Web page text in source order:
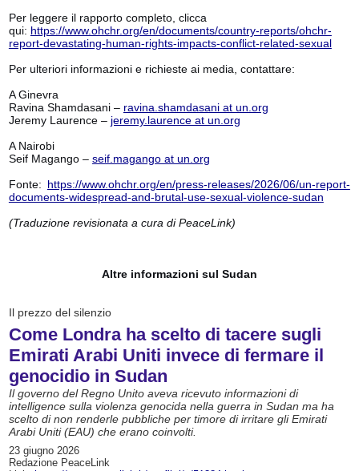
Per leggere il rapporto completo, clicca
qui: https://www.ohchr.org/en/documents/country-reports/ohchr-
report-devastating-human-rights-impacts-conflict-related-sexual
Per ulteriori informazioni e richieste ai media, contattare:
A Ginevra
Ravina Shamdasani – ravina.shamdasani at un.org
Jeremy Laurence – jeremy.laurence at un.org
A Nairobi
Seif Magango – seif.magango at un.org
Fonte: https://www.ohchr.org/en/press-releases/2026/06/un-report-
documents-widespread-and-brutal-use-sexual-violence-sudan
(Traduzione revisionata a cura di PeaceLink)
Altre informazioni sul Sudan
Il prezzo del silenzio
Come Londra ha scelto di tacere sugli
Emirati Arabi Uniti invece di fermare il
genocidio in Sudan
Il governo del Regno Unito aveva ricevuto informazioni di
intelligence sulla violenza genocida nella guerra in Sudan ma ha
scelto di non renderle pubbliche per timore di irritare gli Emirati
Arabi Uniti (EAU) che erano coinvolti.
23 giugno 2026
Redazione PeaceLink